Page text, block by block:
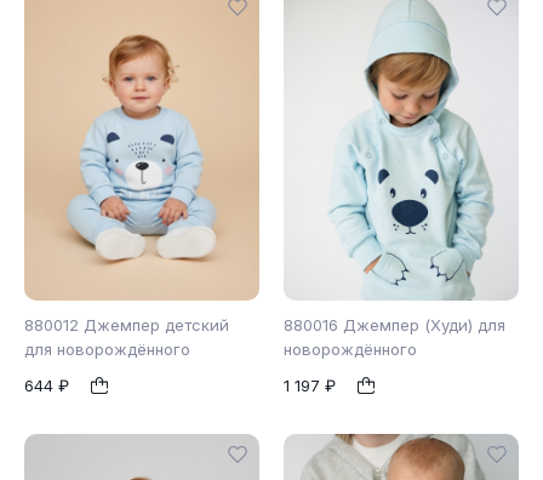
880012 Джемпер детский
для новорождённого
644 ₽
74 80
880016 Джемпер (Худи) для
новорождённого
1 197 ₽
86 98